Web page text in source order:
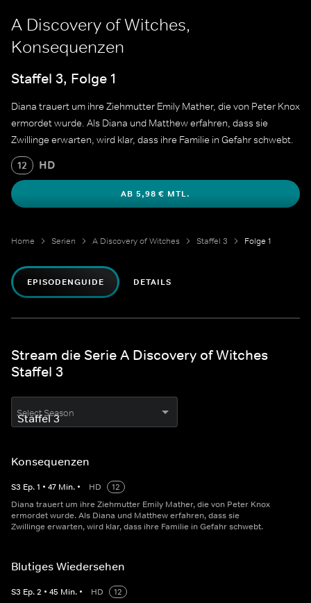
A Discovery of Witches,
Konsequenzen
Staffel 3, Folge 1
Diana trauert um ihre Ziehmutter Emily Mather, die von Peter Knox
ermordet wurde. Als Diana und Matthew erfahren, dass sie
Zwillinge erwarten, wird klar, dass ihre Familie in Gefahr schwebt.
12 HD
AB 5,98 € MTL.
Home Serien A Discovery of Witches Staffel 3 Folge 1
EPISODENGUIDE DETAILS
Stream die Serie A Discovery of Witches
Staffel 3
Select Season
Konsequenzen
S3 Ep.1 • 47 Min. • HD
12
Diana trauert um ihre Ziehmutter Emily Mather, die von Peter Knox
ermordet wurde. Als Diana und Matthew erfahren, dass sie
Zwillinge erwarten, wird klar, dass ihre Familie in Gefahr schwebt.
Blutiges Wiedersehen
S3 Ep.2 • 45 Min. • HD
12